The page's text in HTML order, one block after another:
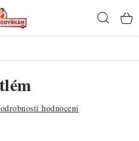
hodnocení